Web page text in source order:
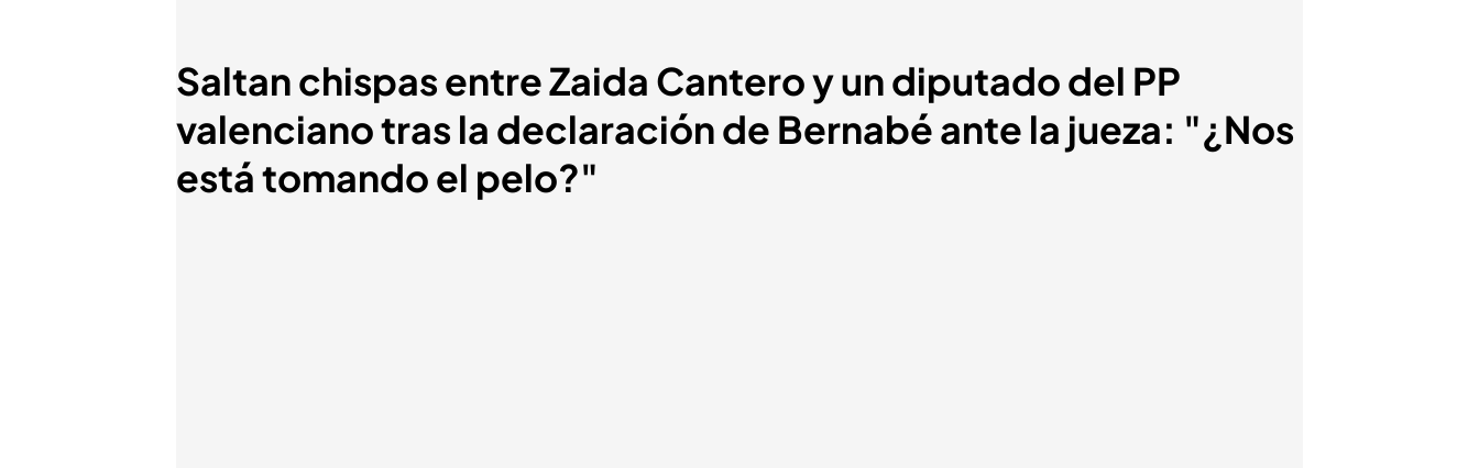
Saltan chispas entre Zaida Cantero y un diputado del PP
valenciano tras la declaración de Bernabé ante la jueza: "¿Nos
está tomando el pelo?"